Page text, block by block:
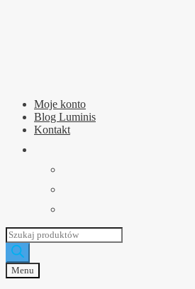
Moje konto
Blog Luminis
Kontakt
Wyszukiwarka
produktów
Menu